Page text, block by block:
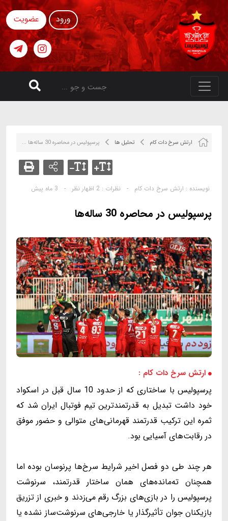
ورود عضویت
ارتش سرخ دات کام تحلیل ها پرسپولیس در محاصره 30 ساله‌ها ...
نویسنده : ارتش سرخ دات کام - نظرات : 2 اظهار نظر - 3 ماه پیش
پرسپولیس در محاصره 30 ساله‌ها
ارتش سرخ دات کام :
پرسپولیس با ساختاری که از حدود 10 سال قبل در اسکواد
خود داشت تبدیل به قدرتمندترین تیم فوتبال ایران شد که
ثمره این ترکیب قدرتمند قهرمانی‌های متوالی و حضور موفق
در رقابت‌های آسیایی بود.
هر چند طی دو فصل اخیر شرایط سرخ‌ها پرنوسان بوده اما
همچنان ته‌مانده‌های همان ساختار قدرتمند، سرنوشت
پرسپولیس را در بازی‌های بزرگ رقم می‌زدند و خبری از تزریق
بازیکنان جوان تأثیرگذار یا خارجی‌های سرنوشت‌ساز نشده یا